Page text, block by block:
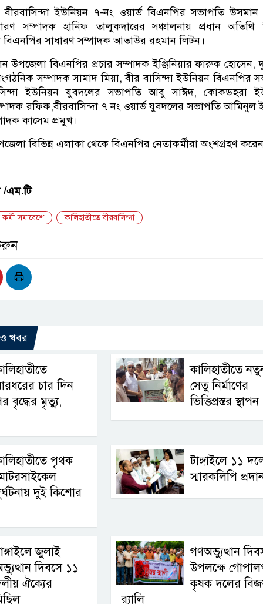
ইউনিয়ন ৭-নং ওয়ার্ড বিএনপির সভাপতি উসমান
সম্পাদক হানিফ তালুকদারের সঞ্চালনায় প্রধান অতিথি
বিএনপির সাধারণ সম্পাদক আতাউর রহমান লিটন।
উপজেলা বিএনপির প্রচার সম্পাদক ইঞ্জিনিয়ার ফারুক হোসেন,
সম্পাদক সামাদ মিয়া, বীর বাসিন্দা ইউনিয়ন বিএনপির
ইউনিয়ন যুবদলের সভাপতি আবু সাঈদ, কোকডহরা
রফিক,বীরবাসিন্দা ৭ নং ওয়ার্ড যুবদলের সভাপতি আমিনুল
কাসেম প্রমুখ।
বিভিন্ন এলাকা থেকে বিএনপির নেতাকর্মীরা অংশগ্রহণ
/এম.টি
সমাবেশে কালিহাতীতে বীরবাসিন্দা
খবর
চার দিন
বৃদ্ধের মৃত্যু,
কালিহাতীতে
সেতু নির্মাণের
ভিত্তিপ্রস্তর স্থাপন
পৃথক
দুই কিশোর
টাঙ্গাইলে ১১
স্মারকলিপি
জুলাই
দিবসে ১১
ঐক্যের
গণঅভ্যুত্থান
উপলক্ষে
কৃষক দলের
র‍্যালি